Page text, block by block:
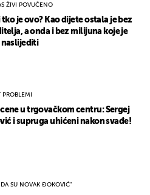
ŽIVI POVUČENO
je ovo? Kao dijete ostala je bez
a onda i bez milijuna koje je
PROBLEMI
u trgovačkom centru: Sergej
i supruga uhićeni nakon svađe!
DA SU NOVAK ĐOKOVIĆ"